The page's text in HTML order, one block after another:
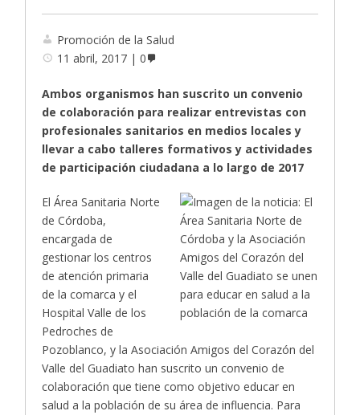
Promoción de la Salud
11 abril, 2017
0
Ambos organismos han suscrito un convenio
de colaboración para realizar entrevistas con
profesionales sanitarios en medios locales y
llevar a cabo talleres formativos y actividades
de participación ciudadana a lo largo de 2017
El Área Sanitaria Norte
de Córdoba,
encargada de
gestionar los centros
de atención primaria
de la comarca y el
Hospital Valle de los
Pedroches de
Pozoblanco, y la Asociación Amigos del Corazón del
Valle del Guadiato han suscrito un convenio de
colaboración que tiene como objetivo educar en
salud a la población de su área de influencia. Para